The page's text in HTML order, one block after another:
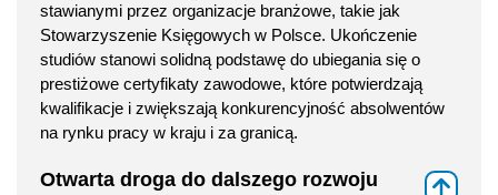
stawianymi przez organizacje branżowe, takie jak
Stowarzyszenie Księgowych w Polsce. Ukończenie
studiów stanowi solidną podstawę do ubiegania się o
prestiżowe certyfikaty zawodowe, które potwierdzają
kwalifikacje i zwiększają konkurencyjność absolwentów
na rynku pracy w kraju i za granicą.
Otwarta droga do dalszego rozwoju